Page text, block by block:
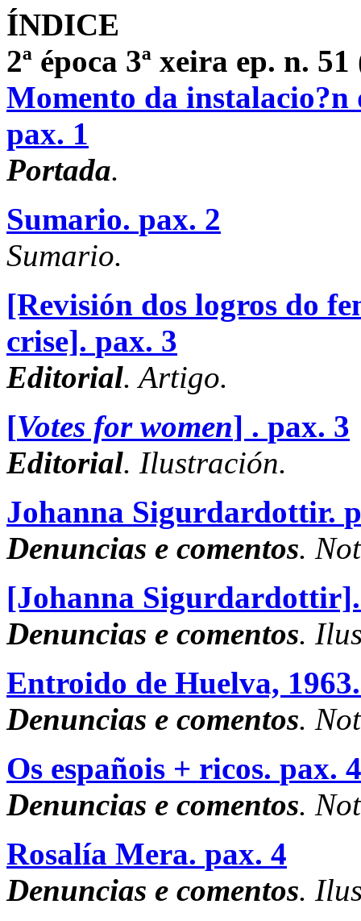
ÍNDICE
2ª época 3ª xeira ep. n.
Momento da instalacio?n
pax. 1
Portada.
Sumario. pax. 2
Sumario.
[Revisión dos logros do
crise]. pax. 3
Editorial. Artigo.
[Votes for women] . pax. 3
Editorial. Ilustración.
Johanna Sigurdardottir.
Denuncias e comentos.
[Johanna Sigurdardottir].
Denuncias e comentos.
Entroido de Huelva, 1963.
Denuncias e comentos.
Os españois + ricos. pax. 4
Denuncias e comentos.
Rosalía Mera. pax. 4
Denuncias e comentos.